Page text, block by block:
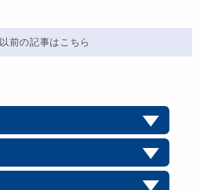
以前の記事はこちら